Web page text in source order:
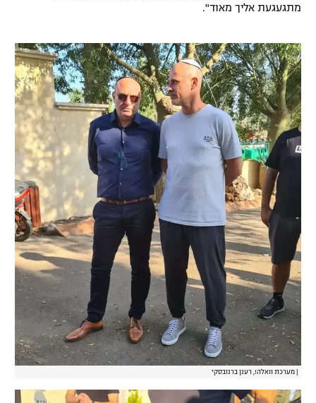
מתגעגעת אליך מאוד".
מערכת וואלה!, רענן ברנובסקי